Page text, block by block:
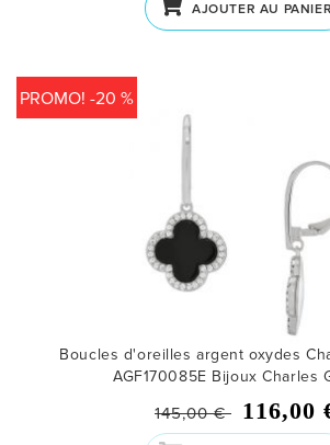
AJOUTER AU PANIER
PROMO! -20 %
Boucles d'oreilles argent oxydes
AGF170085E Bijoux Charles
145,00 € 116,00